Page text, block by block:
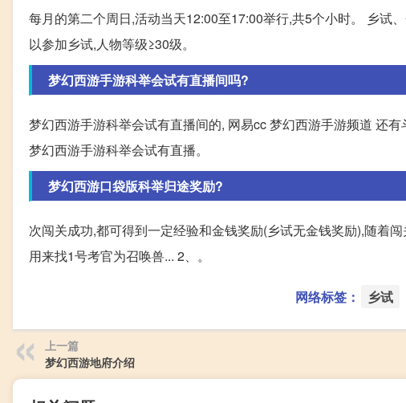
每月的第二个周日,活动当天12:00至17:00举行,共5个小时。 乡试
以参加乡试,人物等级≥30级。
梦幻西游手游科举会试有直播间吗?
梦幻西游手游科举会试有直播间的, 网易cc 梦幻西游手游频道 还
梦幻西游手游科举会试有直播。
梦幻西游口袋版科举归途奖励?
次闯关成功,都可得到一定经验和金钱奖励(乡试无金钱奖励),随着
用来找1号考官为召唤兽... 2、。
网络标签： 乡试
上一篇
梦幻西游地府介绍